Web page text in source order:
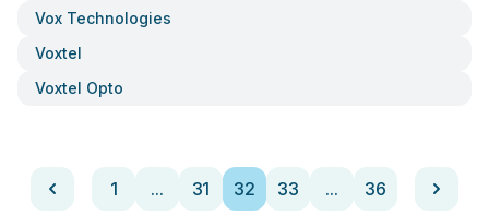
Vox Technologies
Voxtel
Voxtel Opto
1 ... 31 32 33 ... 36